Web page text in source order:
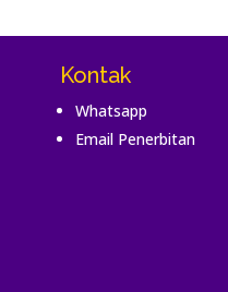
Kontak
Whatsapp
Email Penerbitan